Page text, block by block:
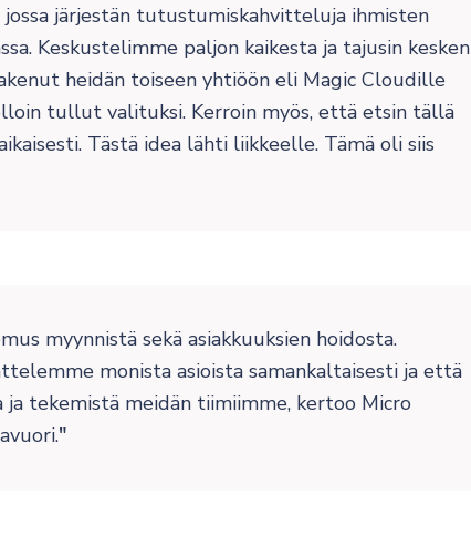
järjestän tutustumiskahvitteluja ihmisten
Keskustelimme paljon kaikesta ja tajusin kesken
heidän toiseen yhtiöön eli Magic Cloudille
tullut valituksi. Kerroin myös, että etsin tällä
Tästä idea lähti liikkeelle. Tämä oli siis
myynnistä sekä asiakkuuksien hoidosta.
monista asioista samankaltaisesti ja että
ja tekemistä meidän tiimiimme, kertoo Micro